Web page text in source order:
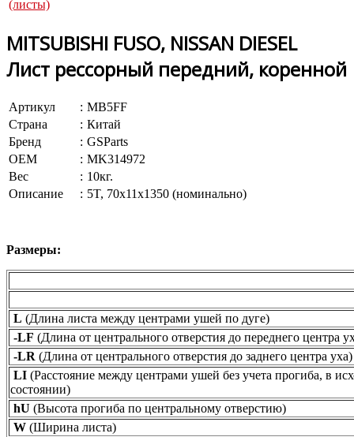
MITSUBISHI FUSO, NISSAN DIESEL
Лист рессорный передний, коренной
Артикул : MB5FF
Страна
: Китай
Бренд
: GSParts
OEM
: MK314972
Вес
: 10кг.
Описание
: 5T, 70x11x1350 (номинально)
Размеры:
L (Длина листа между центрами ушей по дуге)
-LF (Длина от центрального отверстия до переднего центра
-LR (Длина от центрального отверстия до заднего центра уха)
LI (Расстояние между центрами ушей без учета прогиба, в
состоянии)
hU (Высота прогиба по центральному отверстию)
W (Ширина листа)